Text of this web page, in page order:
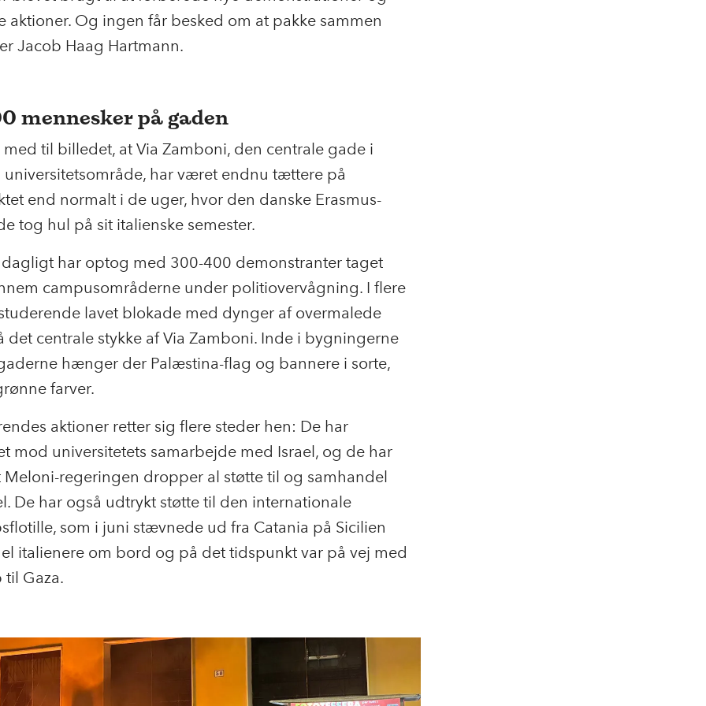
aktioner. Og ingen får besked om at pakke sammen
Jacob Haag Hartmann.
mennesker på gaden
til billedet, at Via Zamboni, den centrale gade i
universitetsområde, har været endnu tættere på
end normalt i de uger, hvor den danske Erasmus-
tog hul på sit italienske semester.
har optog med 300-400 demonstranter taget
campusområderne under politiovervågning. I flere
lavet blokade med dynger af overmalede
centrale stykke af Via Zamboni. Inde i bygningerne
hænger der Palæstina-flag og bannere i sorte,
farver.
aktioner retter sig flere steder hen: De har
mod universitetets samarbejde med Israel, og de har
regeringen dropper al støtte til og samhandel
De har også udtrykt støtte til den internationale
som i juni stævnede ud fra Catania på Sicilien
italienere om bord og på det tidspunkt var på vej med
Gaza.